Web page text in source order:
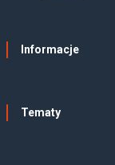
Informacje
Tematy